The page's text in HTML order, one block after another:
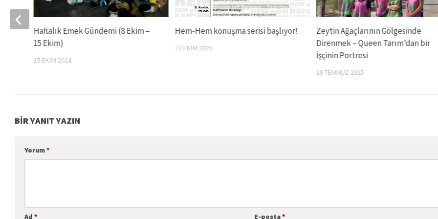
Hem-Hem konuşma serisi başlıyor!
22 EKIM 2025
Zeytin Ağaçlarının Gölgesinde
Direnmek – Queen Tarım’dan bir
İşçinin Portresi
29 TEMMUZ 2025
Haftalık Emek Gündemi (8 Ekim –
15 Ekim)
15 EKIM 2024
BIR YANIT YAZIN
Yorum*
Ad * E-posta*